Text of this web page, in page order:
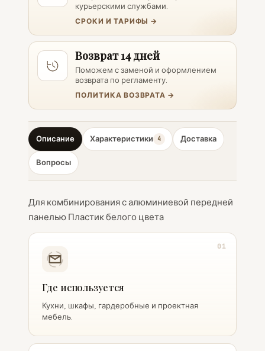
курьерскими службами.
СРОКИ И ТАРИФЫ →
Возврат 14 дней
Поможем с заменой и оформлением
возврата по регламенту.
ПОЛИТИКА ВОЗВРАТА →
Описание Характеристики 4 Доставка
Вопросы
Для комбинирования с алюминиевой передней
панелью Пластик белого цвета
01
Где используется
Кухни, шкафы, гардеробные и проектная
мебель.